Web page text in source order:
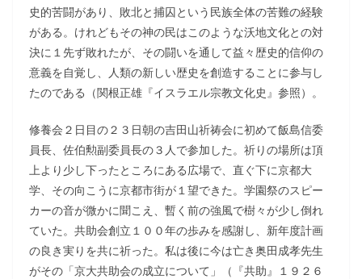
史的苦闘があり、敗北と捕囚という民族全体の苦難の経験
がある。けれどもその神の民はこのような沃地文化との対
決に１先ず敗れたが、その闘いを通して益々歴史的信仰の
意義を自覚し、人類の新しい歴史を創造することに参与し
たのである（関根正雄『イスラエル宗教文化史』参照）。
修養会２日目の２３日朝の吉田山祈祷会に初めて飯島信委
員長、佐伯勲副委員長の３人で参加した。祈りの場所は頂
上より少し下ったところにある広場で、直ぐ下に京都大
学、その向こうに京都市街が１望できた。学園祭のスピー
カーの音が微かに聞こえ、暫く前の強風で樹々が少し倒れ
ていた。共助会創立１００年の歩みを感謝し、新年度計画
の良き実りを共に祈った。私は後に今は亡き奥田成孝先生
がその「京大共助会の成立について」（『共助』１９２６